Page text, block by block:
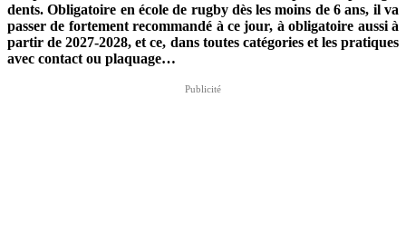
dents. Obligatoire en école de rugby dès les moins de 6 ans, il va
passer de fortement recommandé à ce jour, à obligatoire aussi à
partir de 2027-2028, et ce, dans toutes catégories et les pratiques
avec contact ou plaquage…